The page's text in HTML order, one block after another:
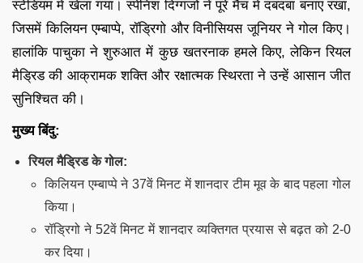
स्टेडियम में खेला गया। स्पेनिश दिग्गजों ने पूरे मैच में दबदबा बनाए रखा,
जिसमें किलियन एम्बाप्पे, रॉड्रिगो और विनीसियस जूनियर ने गोल किए।
हालांकि पाचुका ने शुरुआत में कुछ खतरनाक हमले किए, लेकिन रियल
मैड्रिड की आक्रामक शक्ति और रक्षात्मक स्थिरता ने उन्हें आसान जीत
सुनिश्चित की।
मुख्य बिंदु:
रियल मैड्रिड के गोल:
किलियन एम्बाप्पे ने 37वें मिनट में शानदार टीम मूव के बाद पहला गोल
किया।
रॉड्रिगो ने 52वें मिनट में शानदार व्यक्तिगत प्रयास से बढ़त को 2-0
कर दिया।